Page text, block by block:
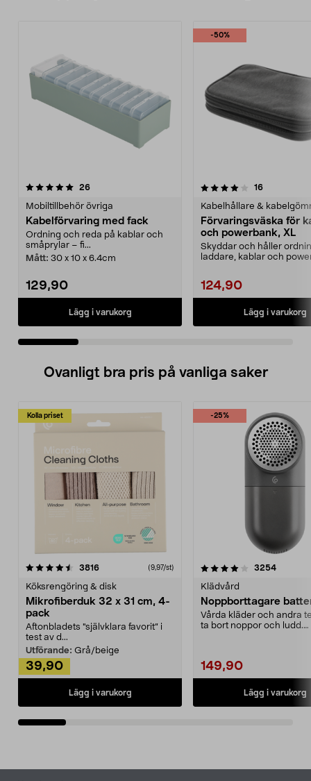
26recensioner
Mobiltillbehör övriga
Kabelförvaring med fack
Ordning och reda på kablar och
småprylar – fi...
Mått: 30 x 10 x 6.4cm
129,90
Lägg i varukorg
-50%
4.0 av 5 stjärnor 16recensioner
Kabelhållare &
Förvaringsväska för
och powerbank, XL
Skyddar och håller
laddare, kablar och
124,90
Lägg i varukorg
5.0 av 5 stjärnor
Ovanligt bra pris på vanliga saker
Kolla priset
3816recensioner (9,97/st)
Köksrengöring & disk
Mikrofiberduk 32 x 31 cm, 4-
pack
Aftonbladets "självklara favorit” i
test av d...
Utförande: Grå/beige
39,90
Lägg i varukorg
-25%
4.0av 5 stjärnor 3254
Klädvård
Noppborttagare
Vårda kläder och andra
ta bort noppor och ludd.
149,90
Lägg i varukorg
4.5av 5 stjärnor